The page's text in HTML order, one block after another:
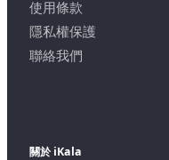
使用條款
隱私權保護
聯絡我們
關於 iKala